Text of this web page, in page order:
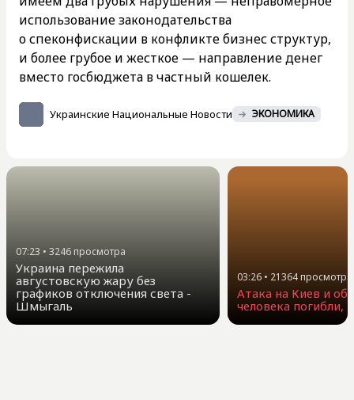
использование законодательства
о спеконфискации в конфликте бизнес структур,
и более грубое и жесткое — направление денег
вместо госбюджета в частный кошелек.
Украинские Национальные Новости ЭКОНОМИКА
07:23 • 3246 просмотра
Украина пережила
августовскую жару без
графиков отключения света -
Шмыгаль
03:26 • 21364просмотра
Атака на Киев и
человека погибли,